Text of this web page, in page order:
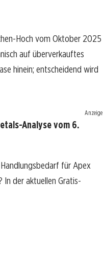
Hoch vom Oktober 2025
auf überverkauftes
hinein; entscheidend wird
Anzeige
Analyse vom 6.
für Apex
In der aktuellen Gratis-